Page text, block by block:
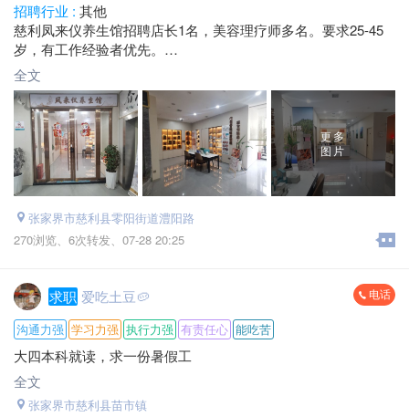
招聘行业 : 其他
慈利凤来仪养生馆招聘店长1名，美容理疗师多名。要求25-45
岁，有工作经验者优先。
薪资待遇：合伙人机制，提成不封顶
工作地址：慈利县生活家广场2楼
联系电话：*****9920
全文
更多
图片
张家界市慈利县零阳街道澧阳路
270浏览、 6次转发、 07-28 20:25
求职 爱吃土豆🥔 电话
沟通力强 学习力强 执行力强 有责任心 能吃苦
大四本科就读，求一份暑假工
全文
张家界市慈利县苗市镇